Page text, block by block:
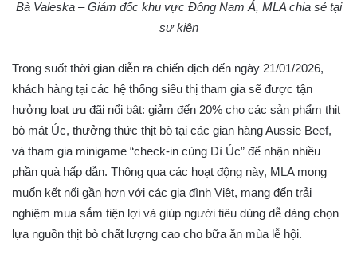
Bà Valeska – Giám đốc khu vực Đông Nam Á, MLA chia sẻ tại
sự kiện
Trong suốt thời gian diễn ra chiến dịch đến ngày 21/01/2026,
khách hàng tại các hệ thống siêu thị tham gia sẽ được tận
hưởng loạt ưu đãi nổi bật: giảm đến 20% cho các sản phẩm thịt
bò mát Úc, thưởng thức thịt bò tại các gian hàng Aussie Beef,
và tham gia minigame “check-in cùng Dì Úc” để nhận nhiều
phần quà hấp dẫn. Thông qua các hoạt động này, MLA mong
muốn kết nối gần hơn với các gia đình Việt, mang đến trải
nghiệm mua sắm tiện lợi và giúp người tiêu dùng dễ dàng chọn
lựa nguồn thịt bò chất lượng cao cho bữa ăn mùa lễ hội.